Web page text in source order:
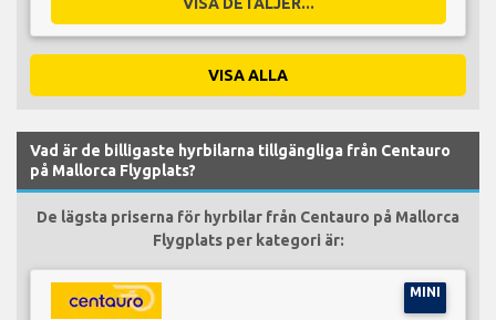
VISA ALLA
Vad är de billigaste hyrbilarna tillgängliga från Centauro
på Mallorca Flygplats?
De lägsta priserna för hyrbilar från Centauro på Mallorca
Flygplats per kategori är:
MINI